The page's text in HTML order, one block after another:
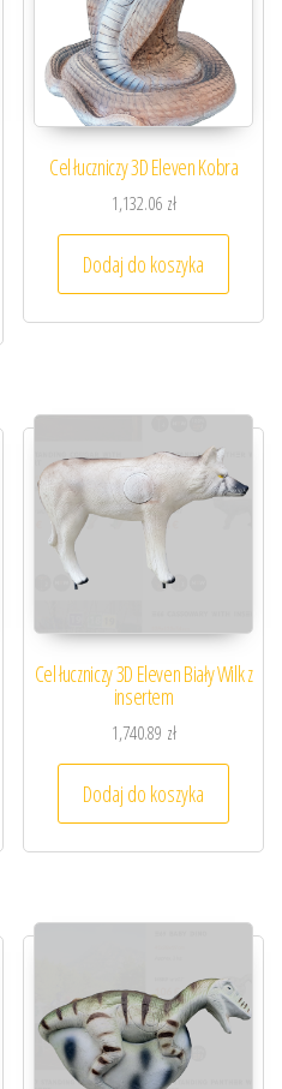
Cel łuczniczy 3D Eleven Kobra
1,132.06 zł
Dodaj do koszyka
Cel łuczniczy 3D Eleven Biały Wilk z
insertem
1,740.89 zł
Dodaj do koszyka